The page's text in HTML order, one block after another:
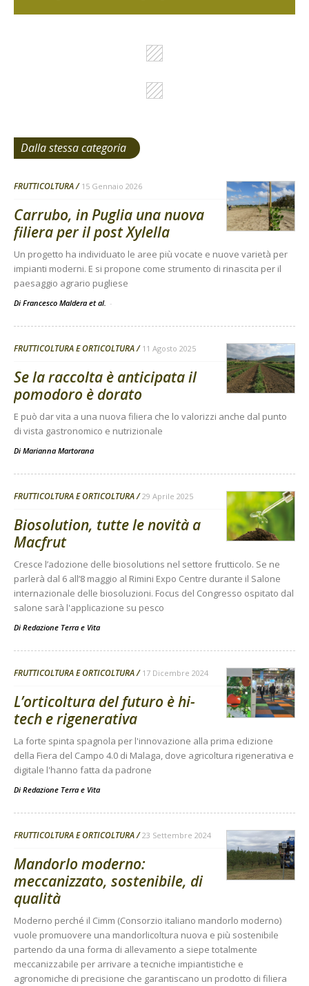
Dalla stessa categoria
FRUTTICOLTURA 15 Gennaio 2026
Carrubo, in Puglia una nuova
filiera per il post Xylella
Un progetto ha individuato le aree più vocate e nuove varietà per
impianti moderni. E si propone come strumento di rinascita per il
paesaggio agrario pugliese
Di Francesco Maldera et al. -
FRUTTICOLTURA E ORTICOLTURA 11 Agosto 2025
Se la raccolta è anticipata il
pomodoro è dorato
E può dar vita a una nuova filiera che lo valorizzi anche dal punto
di vista gastronomico e nutrizionale
Di Marianna Martorana
FRUTTICOLTURA E ORTICOLTURA 29 Aprile 2025
Biosolution, tutte le novità a
Macfrut
Cresce l’adozione delle biosolutions nel settore frutticolo. Se ne
parlerà dal 6 all’8 maggio al Rimini Expo Centre durante il Salone
internazionale delle biosoluzioni. Focus del Congresso ospitato dal
salone sarà l'applicazione su pesco
Di Redazione Terra e Vita
FRUTTICOLTURA E ORTICOLTURA 17 Dicembre 2024
L’orticoltura del futuro è hi-
tech e rigenerativa
La forte spinta spagnola per l'innovazione alla prima edizione
della Fiera del Campo 4.0 di Malaga, dove agricoltura rigenerativa e
digitale l'hanno fatta da padrone
Di Redazione Terra e Vita
FRUTTICOLTURA E ORTICOLTURA 23 Settembre 2024
Mandorlo moderno:
meccanizzato, sostenibile, di
qualità
Moderno perché il Cimm (Consorzio italiano mandorlo moderno)
vuole promuovere una mandorlicoltura nuova e più sostenibile
partendo da una forma di allevamento a siepe totalmente
meccanizzabile per arrivare a tecniche impiantistiche e
agronomiche di precisione che garantiscano un prodotto di filiera